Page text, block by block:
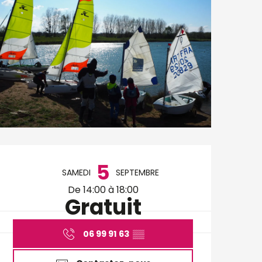
et
SAMEDI 5 SEPTEMBRE
De 14:00 à 18:00
Gratuit
06 99 91 63 ▒▒